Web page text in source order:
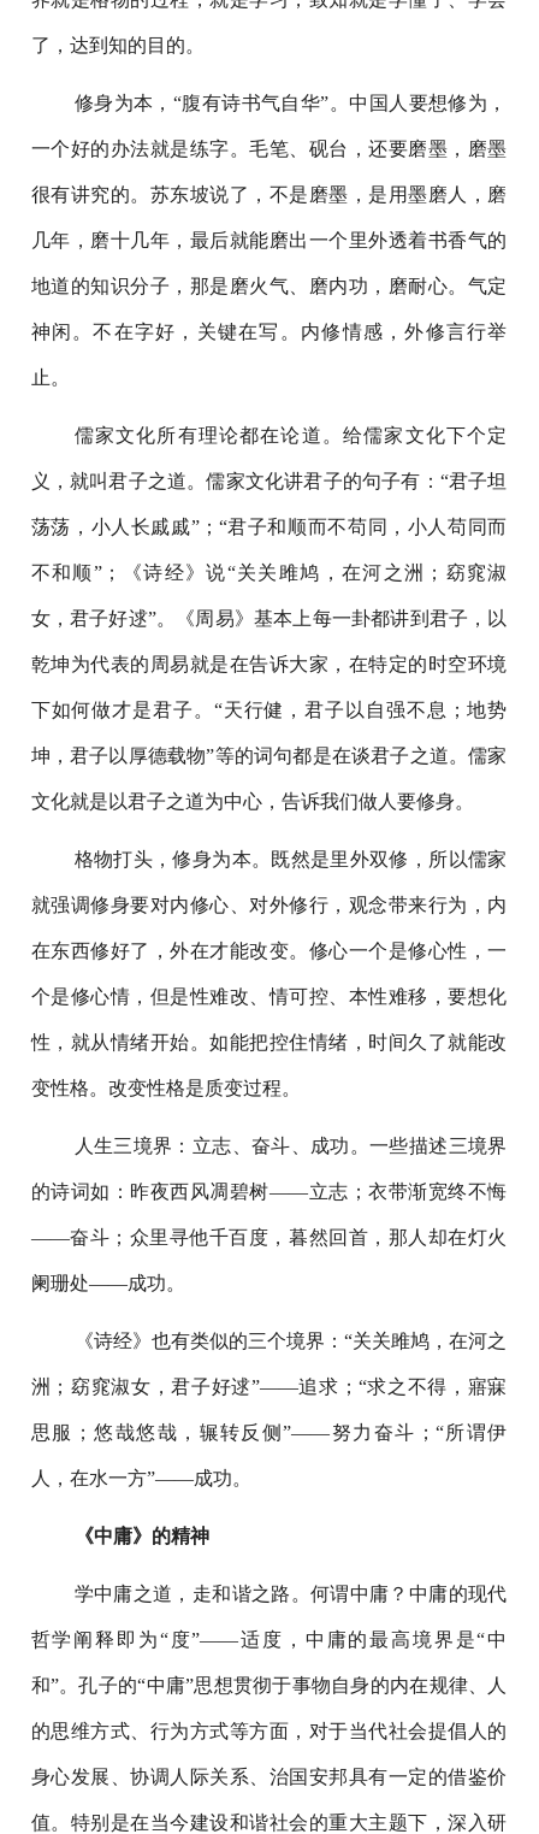
了，达到知的目的。
修身为本，“腹有诗书气自华”。中国人要想修为，
一个好的办法就是练字。毛笔、砚台，还要磨墨，磨墨
很有讲究的。苏东坡说了，不是磨墨，是用墨磨人，磨
几年，磨十几年，最后就能磨出一个里外透着书香气的
地道的知识分子，那是磨火气、磨内功，磨耐心。气定
神闲。不在字好，关键在写。内修情感，外修言行举
止。
儒家文化所有理论都在论道。给儒家文化下个定
义，就叫君子之道。儒家文化讲君子的句子有：“君子坦
荡荡，小人长戚戚”；“君子和顺而不苟同，小人苟同而
不和顺”；《诗经》说“关关雎鸠，在河之洲；窈窕淑
女，君子好逑”。《周易》基本上每一卦都讲到君子，以
乾坤为代表的周易就是在告诉大家，在特定的时空环境
下如何做才是君子。“天行健，君子以自强不息；地势
坤，君子以厚德载物”等的词句都是在谈君子之道。儒家
文化就是以君子之道为中心，告诉我们做人要修身。
格物打头，修身为本。既然是里外双修，所以儒家
就强调修身要对内修心、对外修行，观念带来行为，内
在东西修好了，外在才能改变。修心一个是修心性，一
个是修心情，但是性难改、情可控、本性难移，要想化
性，就从情绪开始。如能把控住情绪，时间久了就能改
变性格。改变性格是质变过程。
人生三境界：立志、奋斗、成功。一些描述三境界
的诗词如：昨夜西风凋碧树——立志；衣带渐宽终不悔
——奋斗；众里寻他千百度，暮然回首，那人却在灯火
阑珊处——成功。
《诗经》也有类似的三个境界：“关关雎鸠，在河之
洲；窈窕淑女，君子好逑”——追求；“求之不得，寤寐
思服；悠哉悠哉，辗转反侧”——努力奋斗；“所谓伊
人，在水一方”——成功。
《中庸》的精神
学中庸之道，走和谐之路。何谓中庸？中庸的现代
哲学阐释即为“度”——适度，中庸的最高境界是“中
和”。孔子的“中庸”思想贯彻于事物自身的内在规律、人
的思维方式、行为方式等方面，对于当代社会提倡人的
身心发展、协调人际关系、治国安邦具有一定的借鉴价
值。特别是在当今建设和谐社会的重大主题下，深入研